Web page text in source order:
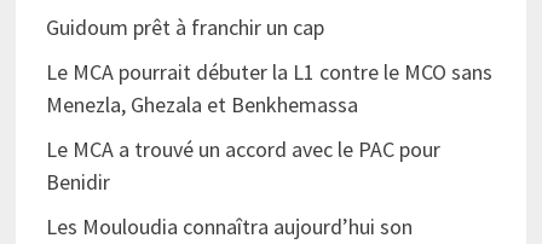
Guidoum prêt à franchir un cap
Le MCA pourrait débuter la L1 contre le MCO sans
Menezla, Ghezala et Benkhemassa
Le MCA a trouvé un accord avec le PAC pour
Benidir
Les Mouloudia connaîtra aujourd’hui son